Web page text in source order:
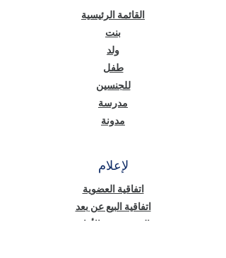
القائمة الرئيسية
بنت
ولد
طفل
للجنسين
مدرسة
مدونة
لإعلام
اتفاقية العضوية
اتفاقية البيع عن بعد
الخصوصية والأمان